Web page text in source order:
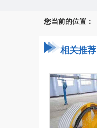
您当前的位置：
相关推荐